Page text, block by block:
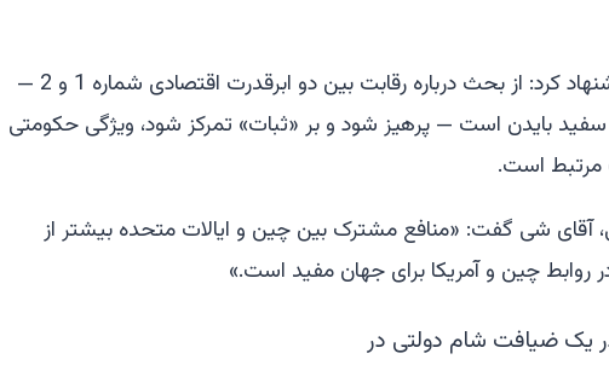
آقای شی راه‌حلی آشنا پیشنهاد کرد: از بحث درباره رقابت بین دو ابرقدرت اقتصادی شماره 1 و 2 —
بایدن است — پرهیز شود و بر «ثبات» تمرکز شود، ویژگی حکومتی
مرتبط است.
آقای شی گفت: «منافع مشترک بین چین و ایالات متحده بیشتر از
چین و آمریکا برای جهان مفید است.»